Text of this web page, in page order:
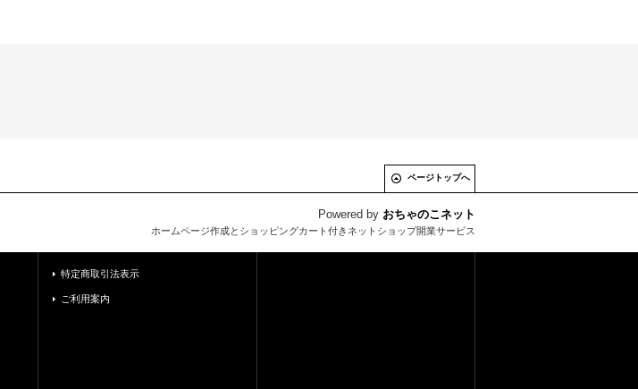
ページトップへ
Powered by おちゃのこネット
ホームページ作成とショッピングカート付きネットショップ開業サービス
特定商取引法表示
ご利用案内